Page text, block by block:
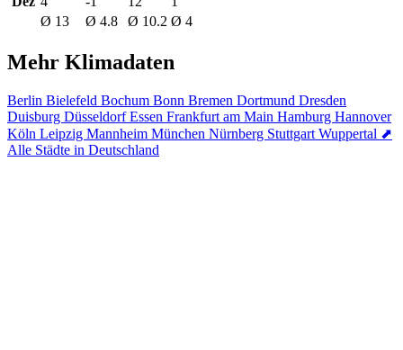
Ø 13
Ø 4.8 Ø 10.2 Ø 4
Mehr Klimadaten
Berlin Bielefeld Bochum Bonn Bremen Dortmund Dresden
Duisburg DüsseldorfEssen Frankfurt am Main Hamburg Hannover
Köln Leipzig Mannheim München Nürnberg Stuttgart Wuppertal ⬈
Alle Städte in Deutschland